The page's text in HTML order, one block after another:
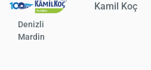
Kamil Koç
Denizli
Mardin